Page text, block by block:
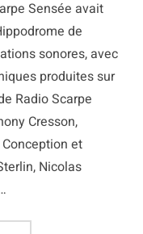
Sensée avait
de
sonores, avec
produites sur
Radio Scarpe
Cresson,
et
Nicolas